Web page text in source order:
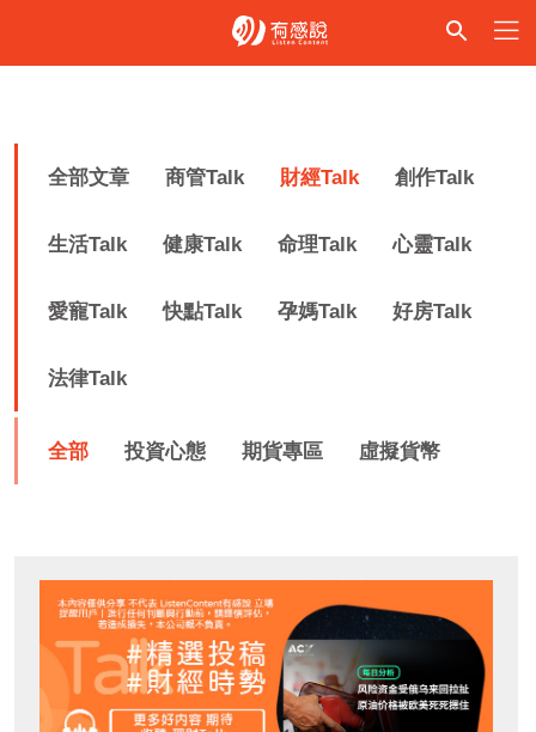
全部文章 商管Talk 財經Talk 創作Talk
生活Talk 健康Talk 命理Talk 心靈Talk
愛寵Talk 快點Talk 孕媽Talk 好房Talk
法律Talk
全部 投資心態 期貨專區 虛擬貨幣